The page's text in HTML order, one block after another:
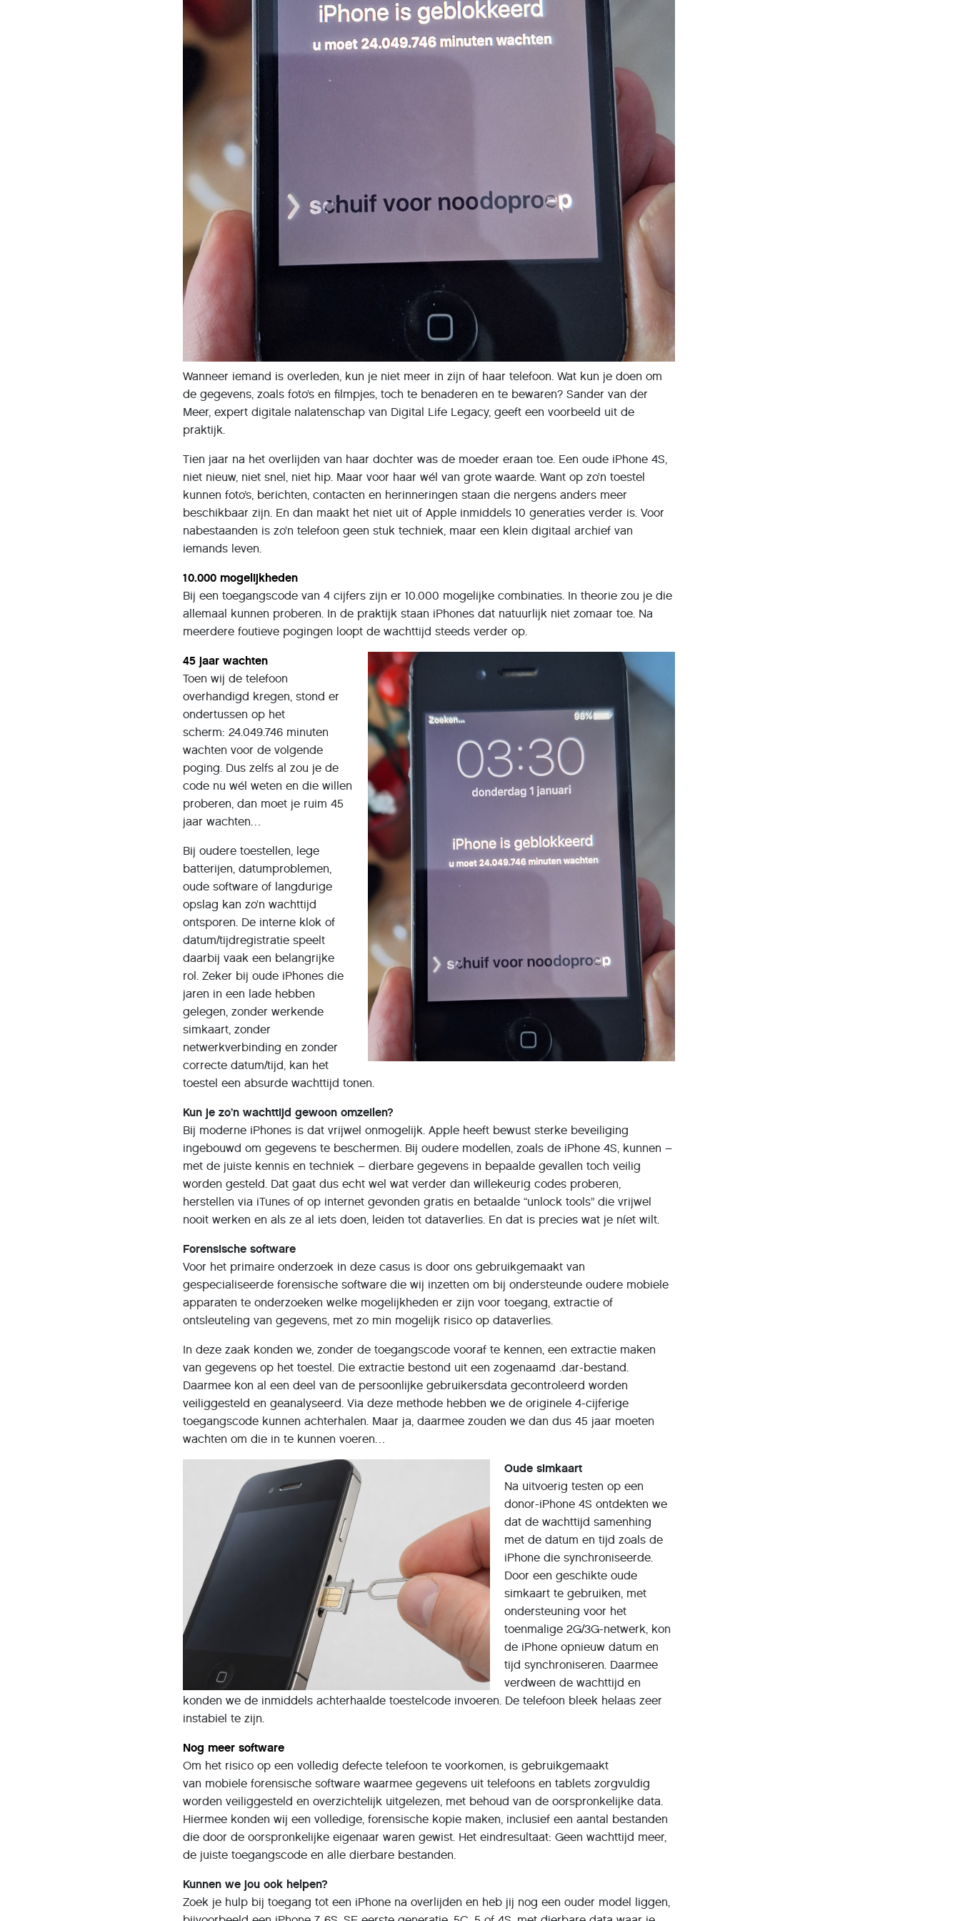
Wanneer iemand is overleden, kun je niet meer in zijn of haar telefoon. Wat kun je doen om
de gegevens, zoals foto’s en filmpjes, toch te benaderen en te bewaren? Sander van der
Meer, expert digitale nalatenschap van Digital Life Legacy, geeft een voorbeeld uit de
praktijk.
Tien jaar na het overlijden van haar dochter was de moeder eraan toe. Een oude iPhone 4S,
niet nieuw, niet snel, niet hip. Maar voor haar wél van grote waarde. Want op zo’n toestel
kunnen foto’s, berichten, contacten en herinneringen staan die nergens anders meer
beschikbaar zijn. En dan maakt het niet uit of Apple inmiddels 10 generaties verder is. Voor
nabestaanden is zo’n telefoon geen stuk techniek, maar een klein digitaal archief van
iemands leven.
10.000 mogelijkheden
Bij een toegangscode van 4 cijfers zijn er 10.000 mogelijke combinaties. In theorie zou je die
allemaal kunnen proberen. In de praktijk staan iPhones dat natuurlijk niet zomaar toe. Na
meerdere foutieve pogingen loopt de wachttijd steeds verder op.
45 jaar wachten
Toen wij de telefoon
overhandigd kregen, stond er
ondertussen op het
scherm: 24.049.746 minuten
wachten voor de volgende
poging. Dus zelfs al zou je de
code nu wél weten en die willen
proberen, dan moet je ruim 45
jaar wachten…
Bij oudere toestellen, lege
batterijen, datumproblemen,
oude software of langdurige
opslag kan zo’n wachttijd
ontsporen. De interne klok of
datum/tijdregistratie speelt
daarbij vaak een belangrijke
rol. Zeker bij oude iPhones die
jaren in een lade hebben
gelegen, zonder werkende
simkaart, zonder
netwerkverbinding en zonder
correcte datum/tijd, kan het
toestel een absurde wachttijd tonen.
Kun je zo’n wachttijd gewoon omzeilen?
Bij moderne iPhones is dat vrijwel onmogelijk. Apple heeft bewust sterke beveiliging
ingebouwd om gegevens te beschermen. Bij oudere modellen, zoals de iPhone 4S, kunnen –
met de juiste kennis en techniek – dierbare gegevens in bepaalde gevallen toch veilig
worden gesteld. Dat gaat dus echt wel wat verder dan willekeurig codes proberen,
herstellen via iTunes of op internet gevonden gratis en betaalde “unlock tools” die vrijwel
nooit werken en als ze al iets doen, leiden tot dataverlies. En dat is precies wat je níet wilt.
Forensische software
Voor het primaire onderzoek in deze casus is door ons gebruikgemaakt van
gespecialiseerde forensische software die wij inzetten om bij ondersteunde oudere mobiele
apparaten te onderzoeken welke mogelijkheden er zijn voor toegang, extractie of
ontsleuteling van gegevens, met zo min mogelijk risico op dataverlies.
In deze zaak konden we, zonder de toegangscode vooraf te kennen, een extractie maken
van gegevens op het toestel. Die extractie bestond uit een zogenaamd .dar-bestand.
Daarmee kon al een deel van de persoonlijke gebruikersdata gecontroleerd worden
veiliggesteld en geanalyseerd. Via deze methode hebben we de originele 4-cijferige
toegangscode kunnen achterhalen. Maar ja, daarmee zouden we dan dus 45 jaar moeten
wachten om die in te kunnen voeren…
Oude simkaart
Na uitvoerig testen op een
donor-iPhone 4S ontdekten we
dat de wachttijd samenhing
met de datum en tijd zoals de
iPhone die synchroniseerde.
Door een geschikte oude
simkaart te gebruiken, met
ondersteuning voor het
toenmalige 2G/3G-netwerk, kon
de iPhone opnieuw datum en
tijd synchroniseren. Daarmee
verdween de wachttijd en
konden we de inmiddels achterhaalde toestelcode invoeren. De telefoon bleek helaas zeer
instabiel te zijn.
Nog meer software
Om het risico op een volledig defecte telefoon te voorkomen, is gebruikgemaakt
van mobiele forensische software waarmee gegevens uit telefoons en tablets zorgvuldig
worden veiliggesteld en overzichtelijk uitgelezen, met behoud van de oorspronkelijke data.
Hiermee konden wij een volledige, forensische kopie maken, inclusief een aantal bestanden
die door de oorspronkelijke eigenaar waren gewist. Het eindresultaat: Geen wachttijd meer,
de juiste toegangscode en alle dierbare bestanden.
Kunnen we jou ook helpen?
Zoek je hulp bij toegang tot een iPhone na overlijden en heb jij nog een ouder model liggen,